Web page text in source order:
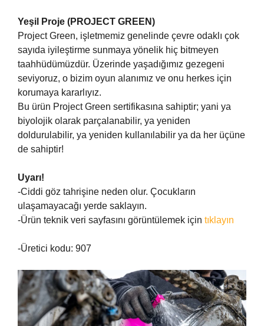
Yeşil Proje (PROJECT GREEN)
Project Green, işletmemiz genelinde çevre odaklı çok
sayıda iyileştirme sunmaya yönelik hiç bitmeyen
taahhüdümüzdür. Üzerinde yaşadığımız gezegeni
seviyoruz, o bizim oyun alanımız ve onu herkes için
korumaya kararlıyız.
Bu ürün Project Green sertifikasına sahiptir; yani ya
biyolojik olarak parçalanabilir, ya yeniden
doldurulabilir, ya yeniden kullanılabilir ya da her üçüne
de sahiptir!
Uyarı!
-Ciddi göz tahrişine neden olur. Çocukların
ulaşamayacağı yerde saklayın.
-Ürün teknik veri sayfasını görüntülemek için tıklayın
-Üretici kodu: 907